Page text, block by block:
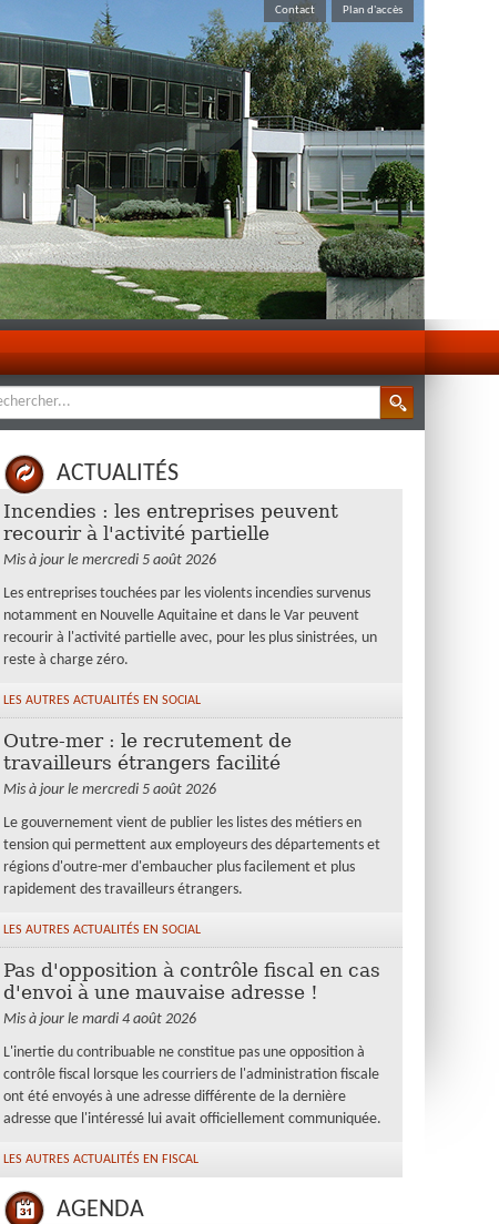
Contact Plan d'accès
ACTUALITÉS
Incendies : les entreprises peuvent
recourir à l'activité partielle
Mis à jour le mercredi 5 août 2026
Les entreprises touchées par les violents incendies survenus
notamment en Nouvelle Aquitaine et dans le Var peuvent
recourir à l'activité partielle avec, pour les plus sinistrées, un
reste à charge zéro.
LES AUTRES ACTUALITÉS EN SOCIAL
Outre-mer : le recrutement de
travailleurs étrangers facilité
Mis à jour le mercredi 5 août 2026
Le gouvernement vient de publier les listes des métiers en
tension qui permettent aux employeurs des départements et
régions d'outre-mer d'embaucher plus facilement et plus
rapidement des travailleurs étrangers.
LES AUTRES ACTUALITÉS EN SOCIAL
Pas d'opposition à contrôle fiscal en cas
d'envoi à une mauvaise adresse !
Mis à jour le mardi 4 août 2026
L'inertie du contribuable ne constitue pas une opposition à
contrôle fiscal lorsque les courriers de l'administration fiscale
ont été envoyés à une adresse différente de la dernière
adresse que l'intéressé lui avait officiellement communiquée.
LES AUTRES ACTUALITÉS EN FISCAL
AGENDA